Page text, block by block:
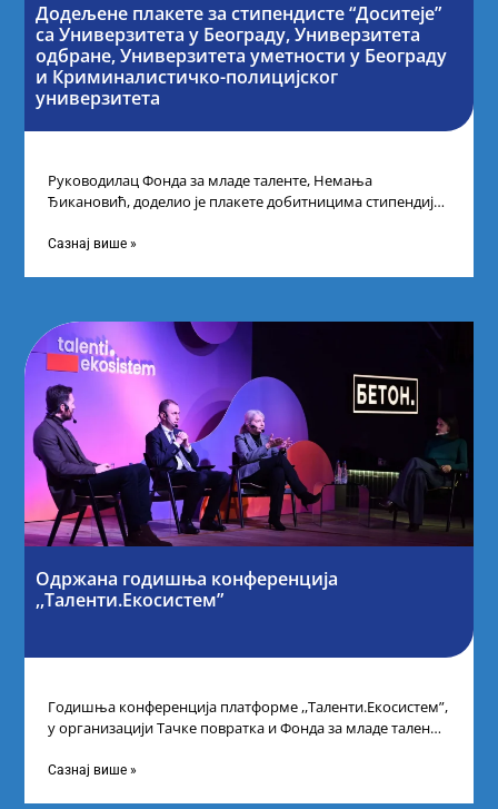
Додељене плакете за стипендисте “Доситеје”
са Универзитета у Београду, Универзитета
одбране, Универзитета уметности у Београду
и Криминалистичко-полицијског
универзитета
Руководилац Фонда за младе таленте, Немања
Ђикановић, доделио је плакете добитницима стипендије
технолошком парку
Сазнај више »
Одржана годишња конференција
,,Таленти.Екосистем”
Годишња конференција платформе ,,Таленти.Екосистем”,
у организацији Тачке повратка и Фонда за младе таленте
Сазнај више »